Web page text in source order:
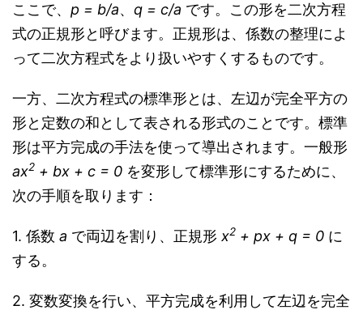
ここで、 p = b/a、 q = c/a です。この形を二次方程
式の正規形と呼びます。正規形は、係数の整理によ
って二次方程式をより扱いやすくするものです。
一方、二次方程式の標準形とは、左辺が完全平方の
形と定数の和として表される形式のことです。標準
形は平方完成の手法を使って導出されます。一般形
ax2 + bx + c = 0 を変形して標準形にするために、
次の手順を取ります：
1. 係数 a で両辺を割り、正規形 x2 + px + q = 0 に
する。
2. 変数変換を行い、平方完成を利用して左辺を完全